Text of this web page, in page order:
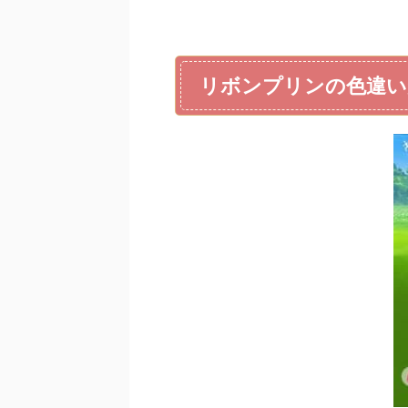
リボンプリンの色違